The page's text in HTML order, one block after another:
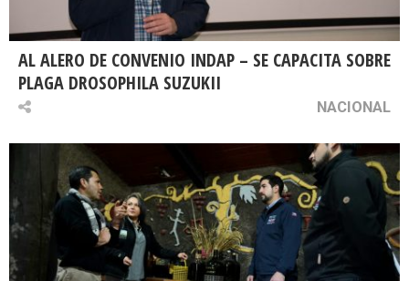
AL ALERO DE CONVENIO INDAP – SE CAPACITA SOBRE
PLAGA DROSOPHILA SUZUKII
NACIONAL